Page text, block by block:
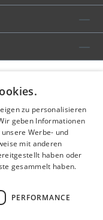
zu personalisieren
geben Informationen
Werbe- und
mit anderen
haben oder
gesammelt haben.
PERFORMANCE